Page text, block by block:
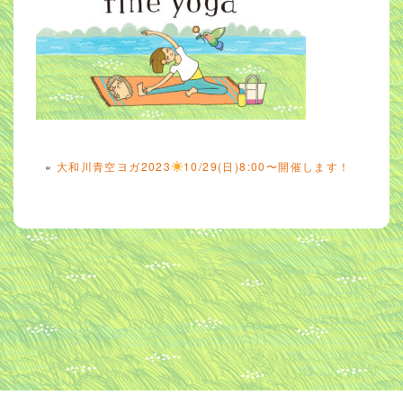
お客様の声
お問い合わせ
« 大和川青空ヨガ2023 10/29(日)8:00〜開催します！